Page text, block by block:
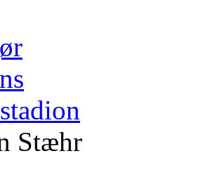
Stæhr